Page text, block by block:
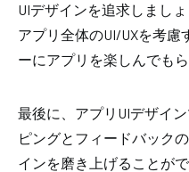
UIデザインを追求しまし
アプリ全体のUI/UXを考
ーにアプリを楽しんでも
最後に、アプリUIデザイ
ピングとフィードバック
インを磨き上げることが